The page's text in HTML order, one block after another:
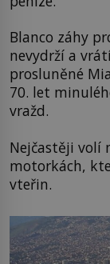
Blanco záhy
nevydrží a
prosluněné
70. let
vražd.
Nejčastěji volí
motorkách,
vteřin.